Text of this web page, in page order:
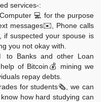
services-:
💻 for the purpose
messages✉️, Phone calls
if suspected your spouse is
you not okay with.
to Banks and other Loan
of Bitcoin💰 mining we
repay debts.
for students🗞, we can
how hard studying can